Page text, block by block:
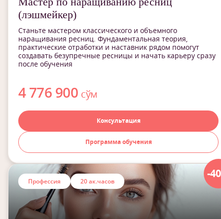
(лэшмейкер)
Станьте мастером классического и объемного
наращивания ресниц. Фундаментальная теория,
практические отработки и наставник рядом помогут
создавать безупречные ресницы и начать карьеру сразу
после обучения
4 776 900 сўм
Консультация
Программа обучения
-
Профессия 20 ак.часов